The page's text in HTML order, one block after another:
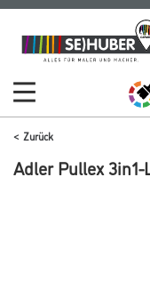
Zum
Inhalt
Zum
Navigationsmenü
Zurück
Adler Pullex 3in1-